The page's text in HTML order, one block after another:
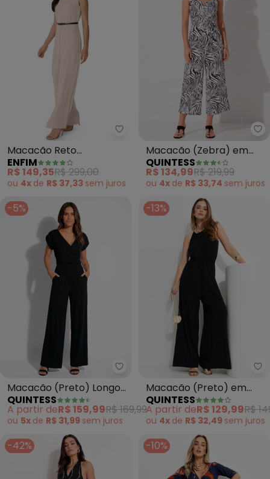
Enfim - Macacão Reto
Macacão Reto
Texturizado (Areia)
ENFIM
R$ 149,35R$ 299,00
ou 4x de R$ 37,33 sem juros
Macacão (Zebra) em
Alfaiataria Sarjada
QUINTESS
R$ 134,99R$ 219,99
ou 4x de R$ 33,74 sem juros
-5%
Quintess - Macacão (Preto)
Macacão (Preto) Longo
com Bolsos e Faixa
QUINTESS
A partir deR$ 159,99R$ 169,99
ou 5x de R$ 31,99 sem juros
-13%
Macacão (Preto) em
Malha de Viscose com
Elastano
QUINTESS
A partir deR$ 129,99R$
ou 4x de R$ 32,49 sem juros
-42% -10%